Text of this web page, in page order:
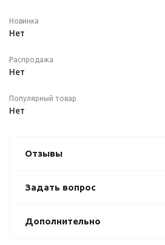
Новинка
Нет
Распродажа
Нет
Популярный товар
Нет
Отзывы
Задать вопрос
Дополнительно